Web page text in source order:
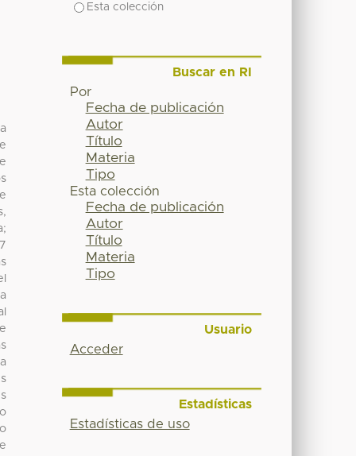
Esta colección
Buscar en RI
Por
Fecha de publicación
Autor
Título
Materia
Tipo
Esta colección
Fecha de publicación
Autor
Título
Materia
Tipo
Usuario
Acceder
Estadísticas
Estadísticas de uso